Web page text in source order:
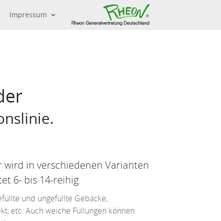
Impressum
wird in verschiedenen Varianten
6- bis 14-reihig.
und ungefüllte Gebäcke,
etc. Auch weiche Füllungen können